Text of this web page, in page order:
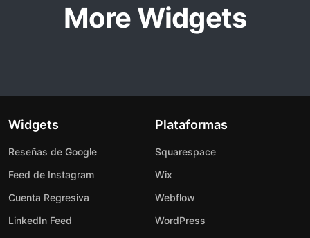
More Widgets
Widgets
Reseñas de Google
Feed de Instagram
Cuenta Regresiva
LinkedIn Feed
Plataformas
Squarespace
Wix
Webflow
WordPress